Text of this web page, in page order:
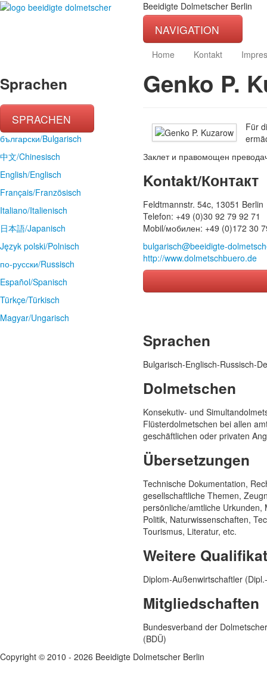
Beeidigte Dolmetscher Berlin
NAVIGATION
Home Kontakt
Sprachen
SPRACHEN
български/Bulgarisch
中文/Chinesisch
English/Englisch
Français/Französisch
Italiano/Italienisch
日本語/Japanisch
Język polski/Polnisch
по-русски/Russisch
Español/Spanisch
Türkçe/Türkisch
Magyar/Ungarisch
Genko P.
Für
Заклет и правомощен
Kontakt/Контакт
Feldtmannstr. 54c, 13051 Berlin
Telefon: +49 (0)30 92 79 92 71
Mobil/мобилен: +49 (0)172 30
bulgarisch@beeidigte-
http://www.dolmetschbuero.de
Ihre Telefonnummer
Ihre E-Mail
Ihre Sprache
Ihre Nachricht
Wann soll die Arbeit erledigt
Ich willige ein, dass
verarbeitet, genutzt und
Sprachen
Bulgarisch-Englisch-Russisch-
Dolmetschen
Konsekutiv- und
Flüsterdolmetschen bei allen
geschäftlichen oder privaten
Übersetzungen
Technische Dokumentation,
gesellschaftliche Themen,
persönliche/amtliche Urkunden,
Politik, Naturwissenschaften,
Tourismus, Literatur, etc.
Weitere
Diplom-Außenwirtschaftler
Mitgliedschaften
Bundesverband der
(BDÜ)
Copyright © 2010 - 2026 Beeidigte Dolmetscher Berlin